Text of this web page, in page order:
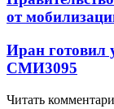
от
Иран готовил
СМИ3095
Читать